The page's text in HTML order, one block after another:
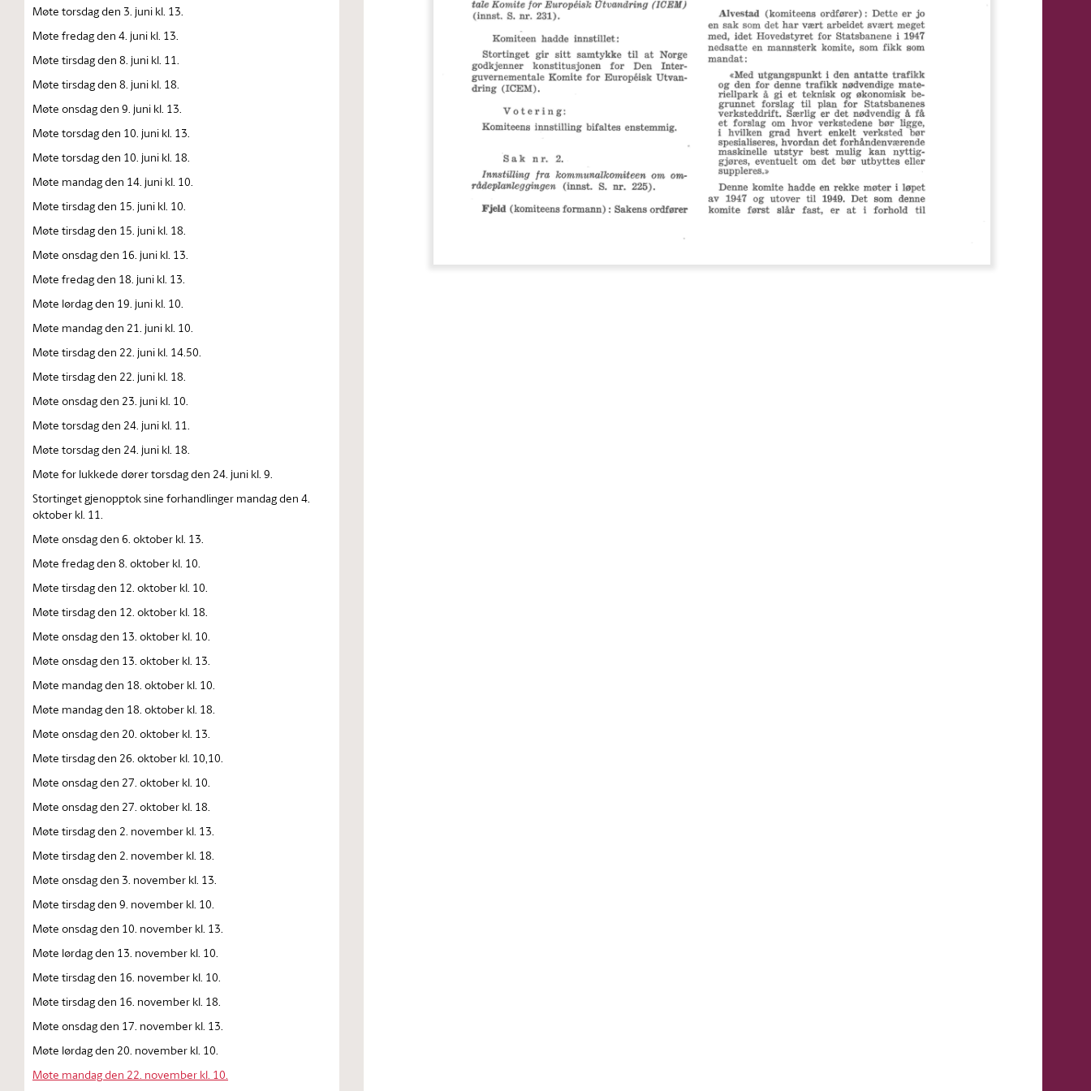
Møte torsdag den 3. juni kl. 13.
Møte fredag den 4. juni kl. 13.
Møte tirsdag den 8. juni kl. 11.
Møte tirsdag den 8. juni kl. 18.
Møte onsdag den 9. juni kl. 13.
Møte torsdag den 10. juni kl. 13.
Møte torsdag den 10. juni kl. 18.
Møte mandag den 14. juni kl. 10.
Møte tirsdag den 15. juni kl. 10.
Møte tirsdag den 15. juni kl. 18.
Møte onsdag den 16. juni kl. 13.
Møte fredag den 18. juni kl. 13.
Møte lørdag den 19. juni kl. 10.
Møte mandag den 21. juni kl. 10.
Møte tirsdag den 22. juni kl. 14.50.
Møte tirsdag den 22. juni kl. 18.
Møte onsdag den 23. juni kl. 10.
Møte torsdag den 24. juni kl. 11.
Møte torsdag den 24. juni kl. 18.
Møte for lukkede dører torsdag den 24. juni kl. 9.
Stortinget gjenopptok sine forhandlinger mandag den 4.
oktober kl. 11.
Møte onsdag den 6. oktober kl. 13.
Møte fredag den 8. oktober kl. 10.
Møte tirsdag den 12. oktober kl. 10.
Møte tirsdag den 12. oktober kl. 18.
Møte onsdag den 13. oktober kl. 10.
Møte onsdag den 13. oktober kl. 13.
Møte mandag den 18. oktober kl. 10.
Møte mandag den 18. oktober kl. 18.
Møte onsdag den 20. oktober kl. 13.
Møte tirsdag den 26. oktober kl. 10,10.
Møte onsdag den 27. oktober kl. 10.
Møte onsdag den 27. oktober kl. 18.
Møte tirsdag den 2. november kl. 13.
Møte tirsdag den 2. november kl. 18.
Møte onsdag den 3. november kl. 13.
Møte tirsdag den 9. november kl. 10.
Møte onsdag den 10. november kl. 13.
Møte lørdag den 13. november kl. 10.
Møte tirsdag den 16. november kl. 10.
Møte tirsdag den 16. november kl. 18.
Møte onsdag den 17. november kl. 13.
Møte lørdag den 20. november kl. 10.
Møte mandag den 22. november kl. 10.